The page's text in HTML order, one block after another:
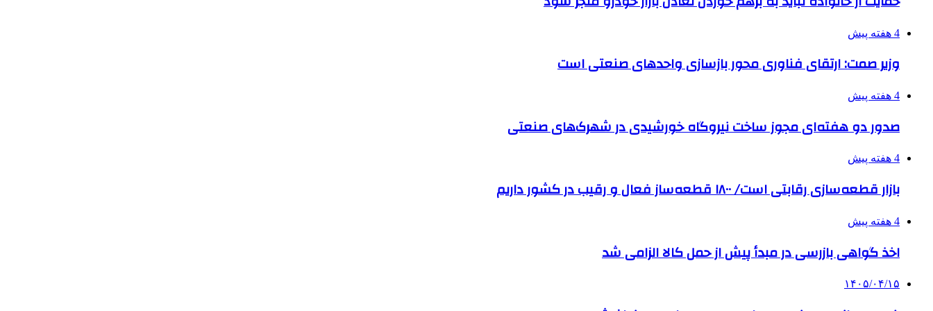
4 هفته پیش
وزیر صمت: ارتقای فناوری محور بازسازی واحدهای صنعتی است
4 هفته پیش
صدور دو هفته‌ای مجوز ساخت نیروگاه خورشیدی در شهرک‌های صنعتی
4 هفته پیش
بازار قطعه‌سازی رقابتی است/ ۱۸۰۰ قطعه‌ساز فعال و رقیب در کشور داریم
4 هفته پیش
اخذ گواهی بازرسی در مبدأ پیش از حمل کالا الزامی شد
۱۴۰۵/۰۴/۱۵